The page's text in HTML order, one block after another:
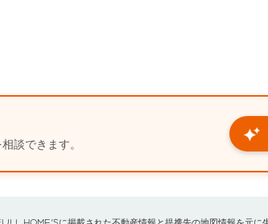
談できます。